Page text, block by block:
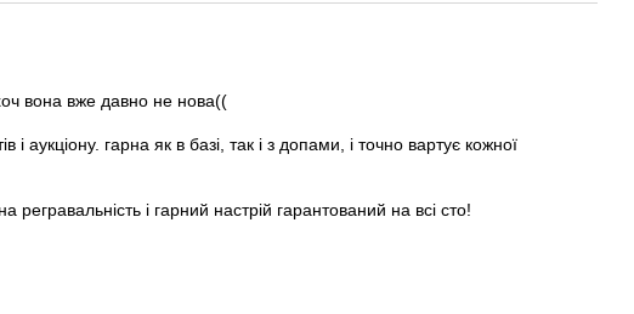
вона вже давно не нова((
аукціону. гарна як в базі, так і з допами, і точно вартує кожної
і гарний настрій гарантований на всі сто!